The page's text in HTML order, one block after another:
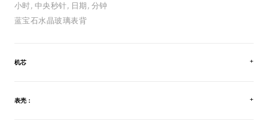
小时, 中央秒针, 日期, 分钟
蓝宝石水晶玻璃表背
机芯
表壳：